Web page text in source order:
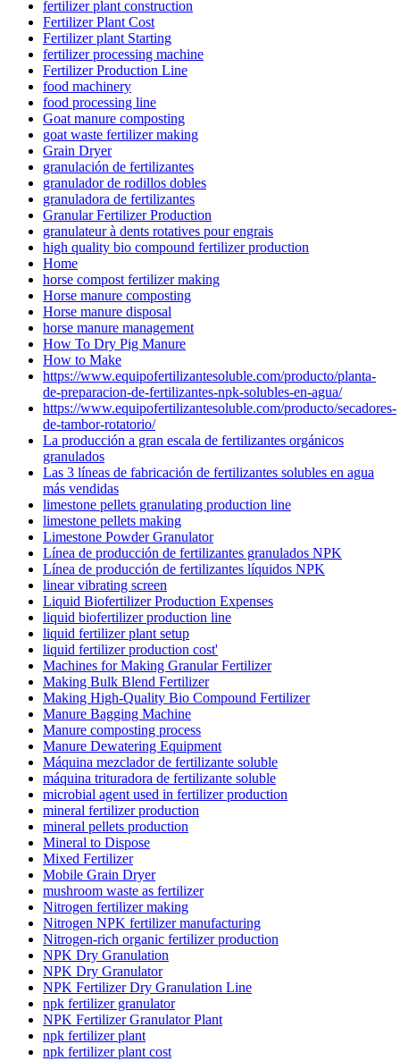
fertilizer plant construction
Fertilizer Plant Cost
Fertilizer plant Starting
fertilizer processing machine
Fertilizer Production Line
food machinery
food processing line
Goat manure composting
goat waste fertilizer making
Grain Dryer
granulación de fertilizantes
granulador de rodillos dobles
granuladora de fertilizantes
Granular Fertilizer Production
granulateur à dents rotatives pour engrais
high quality bio compound fertilizer production
Home
horse compost fertilizer making
Horse manure composting
Horse manure disposal
horse manure management
How To Dry Pig Manure
How to Make
https://www.equipofertilizantesoluble.com/producto/planta-
de-preparacion-de-fertilizantes-npk-solubles-en-agua/
https://www.equipofertilizantesoluble.com/producto/secadores-
de-tambor-rotatorio/
La producción a gran escala de fertilizantes orgánicos
granulados
Las 3 líneas de fabricación de fertilizantes solubles en agua
más vendidas
limestone pellets granulating production line
limestone pellets making
Limestone Powder Granulator
Línea de producción de fertilizantes granulados NPK
Línea de producción de fertilizantes líquidos NPK
linear vibrating screen
Liquid Biofertilizer Production Expenses
liquid biofertilizer production line
liquid fertilizer plant setup
liquid fertilizer production cost'
Machines for Making Granular Fertilizer
Making Bulk Blend Fertilizer
Making High-Quality Bio Compound Fertilizer
Manure Bagging Machine
Manure composting process
Manure Dewatering Equipment
Máquina mezclador de fertilizante soluble
máquina trituradora de fertilizante soluble
microbial agent used in fertilizer production
mineral fertilizer production
mineral pellets production
Mineral to Dispose
Mixed Fertilizer
Mobile Grain Dryer
mushroom waste as fertilizer
Nitrogen fertilizer making
Nitrogen NPK fertilizer manufacturing
Nitrogen-rich organic fertilizer production
NPK Dry Granulation
NPK Dry Granulator
NPK Fertilizer Dry Granulation Line
npk fertilizer granulator
NPK Fertilizer Granulator Plant
npk fertilizer plant
npk fertilizer plant cost